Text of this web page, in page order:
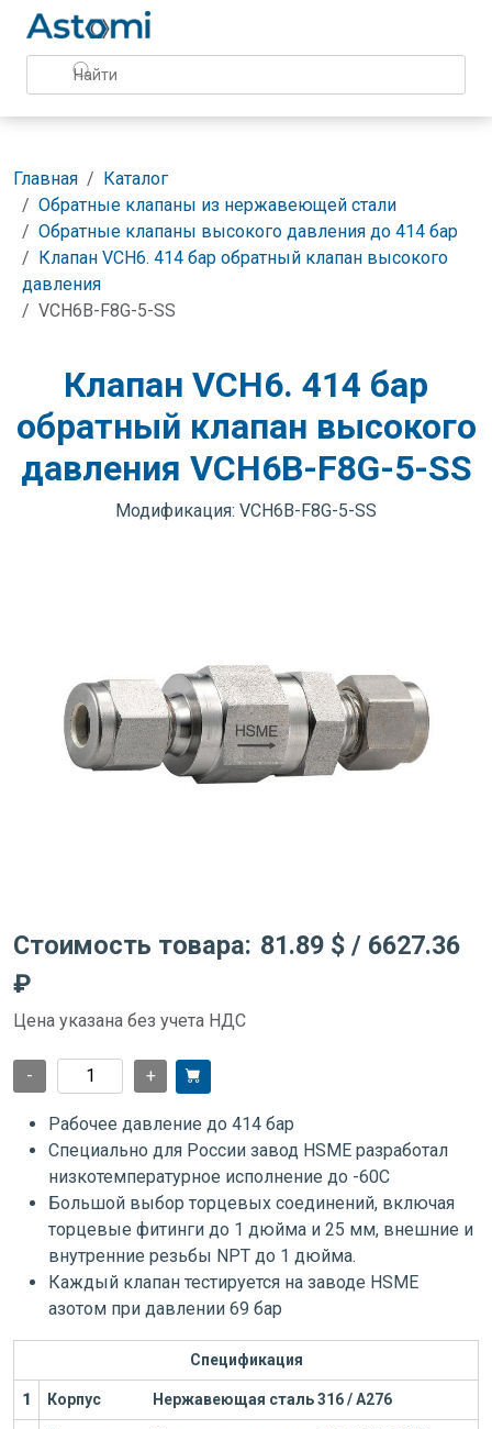
Главная
Каталог
Обратные клапаны из нержавеющей стали
Обратные клапаны высокого давления до 414 бар
Клапан VCH6. 414 бар обратный клапан высокого
давления
VCH6B-F8G-5-SS
Клапан VCH6. 414 бар
обратный клапан высокого
давления VCH6B-F8G-5-SS
Модификация: VCH6B-F8G-5-SS
Стоимость товара: 81.89 $ / 6627.36
₽
Цена указана без учета НДС
- +
Рабочее давление до 414 бар
Специально для России завод HSME разработал
низкотемпературное исполнение до -60С
Большой выбор торцевых соединений, включая
торцевые фитинги до 1 дюйма и 25 мм, внешние и
внутренние резьбы NPT до 1 дюйма.
Каждый клапан тестируется на заводе HSME
азотом при давлении 69 бар
Спецификация
1 Корпус Нержавеющая сталь 316 / А276